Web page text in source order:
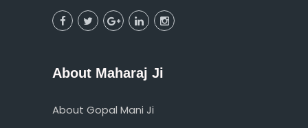
About Maharaj Ji
About Gopal Mani Ji